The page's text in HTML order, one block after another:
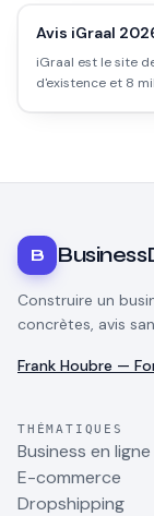
Avis iGraal
iGraal est le site
d'existence et 8
B
Construire un
concrètes, avis
Frank Houbre —
THÉMATIQUES
Business en ligne
E-commerce
Dropshipping